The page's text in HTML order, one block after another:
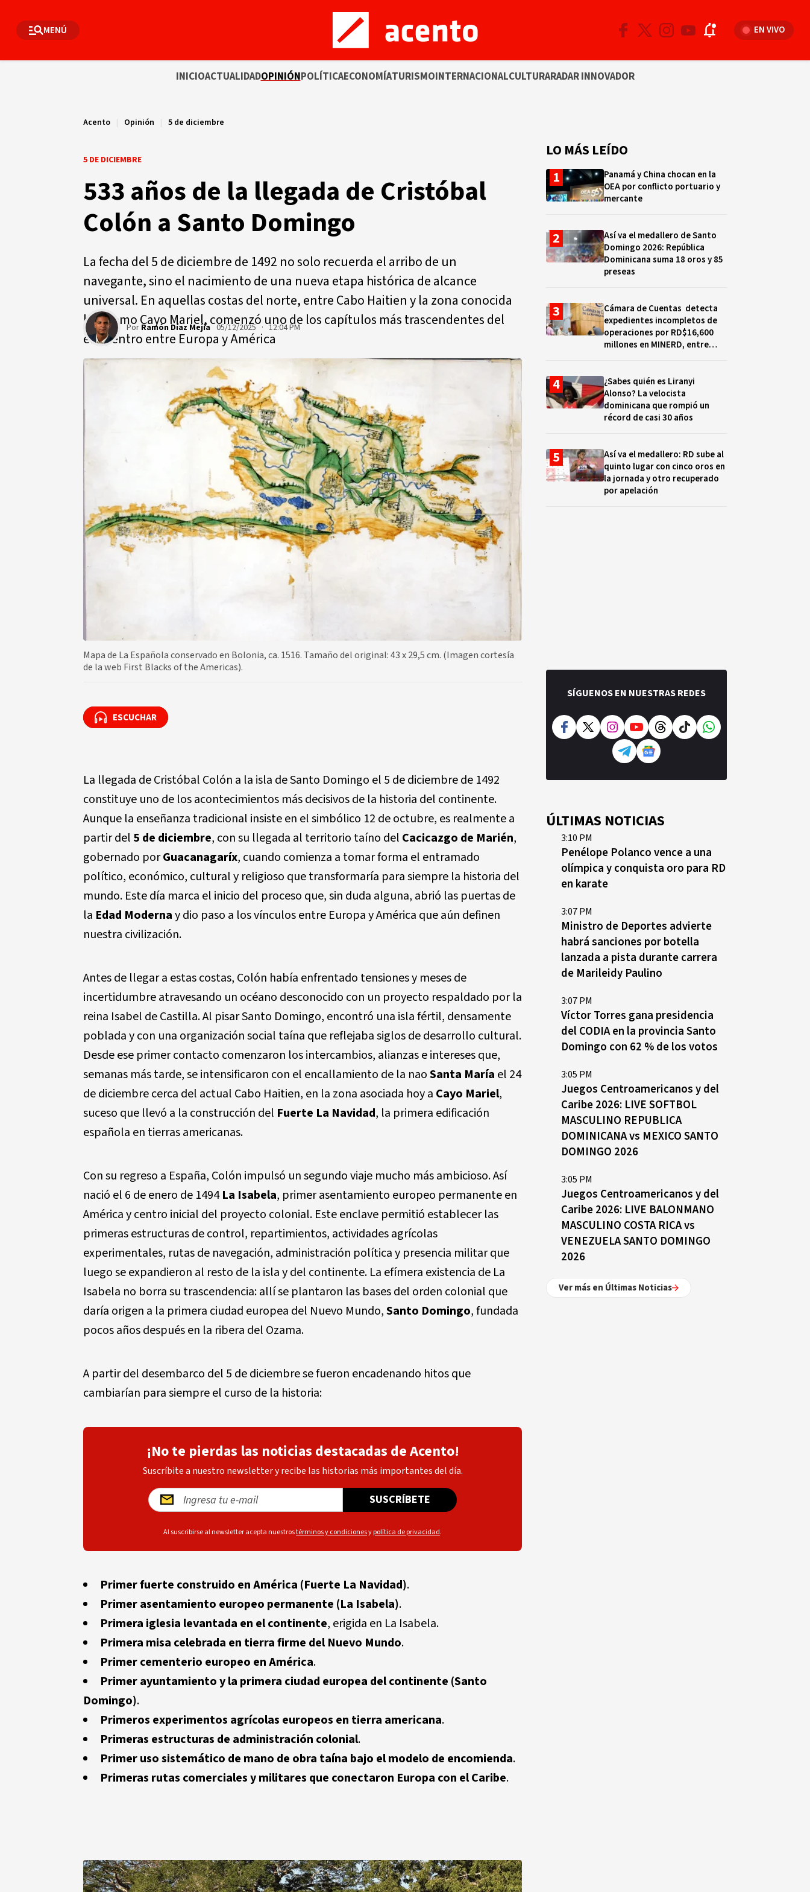
MENÚ EN VIVO
INICIOACTUALIDADOPINIÓNPOLÍTICAECONOMÍATURISMOINTERNACIONALCULTURARADAR INNOVADOR
Acento | Opinión | 5 de diciembre
5 DE DICIEMBRE
533 años de la llegada de Cristóbal
Colón a Santo Domingo
La fecha del 5 de diciembre de 1492 no solo recuerda el arribo de un
navegante, sino el nacimiento de una nueva etapa histórica de alcance
universal. En aquellas costas del norte, entre Cabo Haitien y la zona conocida
hoy como Cayo Mariel, comenzó uno de los capítulos más trascendentes del
encuentro entre Europa y América
Por Ramón Díaz Mejía 05/12/2025 · 12:04 PM
Mapa de La Española conservado en Bolonia, ca. 1516. Tamaño del original: 43 x 29,5 cm. (Imagen cortesía
de la web First Blacks of the Americas).
ESCUCHAR
ESCUCHAR
La llegada de Cristóbal Colón a la isla de Santo Domingo el 5 de diciembre de 1492
constituye uno de los acontecimientos más decisivos de la historia del continente.
Aunque la enseñanza tradicional insiste en el simbólico 12 de octubre, es realmente a
partir del 5 de diciembre, con su llegada al territorio taíno del Cacicazgo de Marién,
gobernado porGuacanagaríx, cuando comienza a tomar forma el entramado
político, económico, cultural y religioso que transformaría para siempre la historia del
mundo. Este día marca el inicio del proceso que, sin duda alguna, abrió las puertas de
la Edad Modernay dio paso a los vínculos entre Europa y América que aún definen
nuestra civilización.
Antes de llegar a estas costas, Colón había enfrentado tensiones y meses de
incertidumbre atravesando un océano desconocido con un proyecto respaldado por la
reina Isabel de Castilla. Al pisar Santo Domingo, encontró una isla fértil, densamente
poblada y con una organización social taína que reflejaba siglos de desarrollo cultural.
Desde ese primer contacto comenzaron los intercambios, alianzas e intereses que,
semanas más tarde, se intensificaron con el encallamiento de la naoSanta María el 24
de diciembre cerca del actual Cabo Haitien, en la zona asociada hoy a Cayo Mariel,
suceso que llevó a la construcción del Fuerte La Navidad, la primera edificación
española en tierras americanas.
Con su regreso a España, Colón impulsó un segundo viaje mucho más ambicioso. Así
nació el 6 de enero de 1494La Isabela, primer asentamiento europeo permanente en
América y centro inicial del proyecto colonial. Este enclave permitió establecer las
primeras estructuras de control, repartimientos, actividades agrícolas
experimentales, rutas de navegación, administración política y presencia militar que
luego se expandieron al resto de la isla y del continente. La efímera existencia de La
Isabela no borra su trascendencia: allí se plantaron las bases del orden colonial que
daría origen a la primera ciudad europea del Nuevo Mundo,Santo Domingo, fundada
pocos años después en la ribera del Ozama.
A partir del desembarco del 5 de diciembre se fueron encadenando hitos que
cambiarían para siempre el curso de la historia:
¡No te pierdas las noticias destacadas de Acento!
Suscríbite a nuestro newsletter y recibe las historias más importantes del día.
SUSCRÍBETE
Al suscribirse al newsletter acepta nuestrostérminos y condicionesypolítica de privacidad.
Primer fuerte construido en América (Fuerte La Navidad).
Primer asentamiento europeo permanente (La Isabela).
Primera iglesia levantada en el continente, erigida en La Isabela.
Primera misa celebrada en tierra firme del Nuevo Mundo.
Primer cementerio europeo en América.
Primer ayuntamiento y la primera ciudad europea del continente (Santo
Domingo).
Primeros experimentos agrícolas europeos en tierra americana.
Primeras estructuras de administración colonial.
Primer uso sistemático de mano de obra taína bajo el modelo de encomienda.
Primeras rutas comerciales y militares que conectaron Europa con el Caribe.
LO MÁS LEÍDO
Panamá y China chocan en la
OEA por conflicto portuario y
mercante
Así va el medallero de Santo
Domingo 2026: República
Dominicana suma 18 oros y 85
preseas
Cámara de Cuentas detecta
expedientes incompletos de
operaciones por RD$16,600
millones en MINERD, entre
¿Sabes quién es Liranyi
Alonso? La velocista
dominicana que rompió un
récord de casi 30 años
Así va el medallero: RD sube al
quinto lugar con cinco oros en
la jornada y otro recuperado
por apelación
SÍGUENOS EN NUESTRAS REDES
ÚLTIMAS NOTICIAS
3:10 PM
Penélope Polanco vence a una
olímpica y conquista oro para RD
en karate
3:07 PM
Ministro de Deportes advierte
habrá sanciones por botella
lanzada a pista durante carrera
de Marileidy Paulino
3:07 PM
Víctor Torres gana presidencia
del CODIA en la provincia Santo
Domingo con 62 % de los votos
3:05 PM
Juegos Centroamericanos y del
Caribe 2026: LIVE SOFTBOL
MASCULINO REPUBLICA
DOMINICANA vs MEXICO SANTO
DOMINGO 2026
3:05 PM
Juegos Centroamericanos y del
Caribe 2026: LIVE BALONMANO
MASCULINO COSTA RICA vs
VENEZUELA SANTO DOMINGO
2026
Ver más en Últimas Noticias